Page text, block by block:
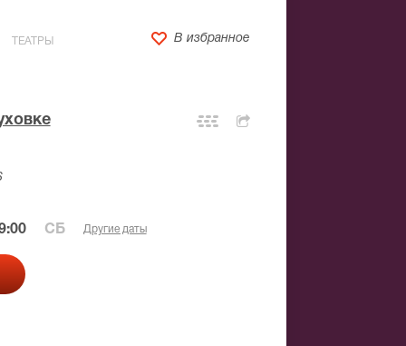
ТЕАТРЫ В избранное
СБ Другие даты